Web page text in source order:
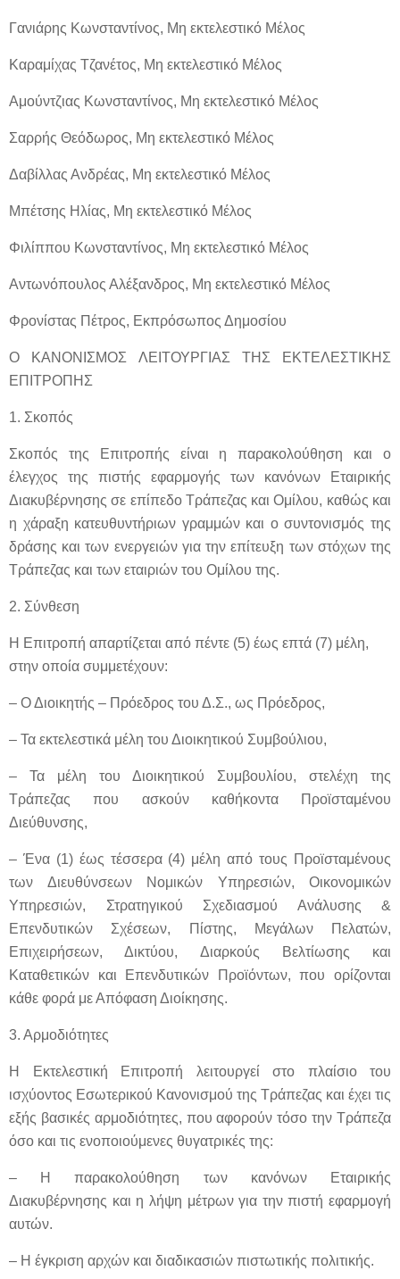
Γανιάρης Κωνσταντίνος, Μη εκτελεστικό Μέλος
Καραμίχας Τζανέτος, Μη εκτελεστικό Μέλος
Αμούντζιας Κωνσταντίνος, Μη εκτελεστικό Μέλος
Σαρρής Θεόδωρος, Μη εκτελεστικό Μέλος
Δαβίλλας Ανδρέας, Μη εκτελεστικό Μέλος
Μπέτσης Ηλίας, Μη εκτελεστικό Μέλος
Φιλίππου Κωνσταντίνος, Μη εκτελεστικό Μέλος
Αντωνόπουλος Αλέξανδρος, Μη εκτελεστικό Μέλος
Φρονίστας Πέτρος, Εκπρόσωπος Δημοσίου
Ο ΚΑΝΟΝΙΣΜΟΣ ΛΕΙΤΟΥΡΓΙΑΣ ΤΗΣ ΕΚΤΕΛΕΣΤΙΚΗΣ
ΕΠΙΤΡΟΠΗΣ
1. Σκοπός
Σκοπός της Επιτροπής είναι η παρακολούθηση και ο
έλεγχος της πιστής εφαρμογής των κανόνων Εταιρικής
Διακυβέρνησης σε επίπεδο Τράπεζας και Ομίλου, καθώς και
η χάραξη κατευθυντήριων γραμμών και ο συντονισμός της
δράσης και των ενεργειών για την επίτευξη των στόχων της
Τράπεζας και των εταιριών του Ομίλου της.
2. Σύνθεση
Η Επιτροπή απαρτίζεται από πέντε (5) έως επτά (7) μέλη,
στην οποία συμμετέχουν:
– Ο Διοικητής – Πρόεδρος του Δ.Σ., ως Πρόεδρος,
– Τα εκτελεστικά μέλη του Διοικητικού Συμβούλιου,
– Τα μέλη του Διοικητικού Συμβουλίου, στελέχη της
Τράπεζας που ασκούν καθήκοντα Προϊσταμένου
Διεύθυνσης,
– Ένα (1) έως τέσσερα (4) μέλη από τους Προϊσταμένους
των Διευθύνσεων Νομικών Υπηρεσιών, Οικονομικών
Υπηρεσιών, Στρατηγικού Σχεδιασμού Ανάλυσης &
Επενδυτικών Σχέσεων, Πίστης, Μεγάλων Πελατών,
Επιχειρήσεων, Δικτύου, Διαρκούς Βελτίωσης και
Καταθετικών και Επενδυτικών Προϊόντων, που ορίζονται
κάθε φορά με Απόφαση Διοίκησης.
3. Αρμοδιότητες
Η Εκτελεστική Επιτροπή λειτουργεί στο πλαίσιο του
ισχύοντος Εσωτερικού Κανονισμού της Τράπεζας και έχει τις
εξής βασικές αρμοδιότητες, που αφορούν τόσο την Τράπεζα
όσο και τις ενοποιούμενες θυγατρικές της:
– Η παρακολούθηση των κανόνων Εταιρικής
Διακυβέρνησης και η λήψη μέτρων για την πιστή εφαρμογή
αυτών.
– Η έγκριση αρχών και διαδικασιών πιστωτικής πολιτικής.